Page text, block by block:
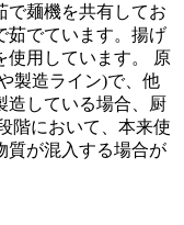
で麺機を共有してお
茹でています。揚げ
使用しています。 原
製造ライン)で、他
造している場合、厨
階において、本来使
質が混入する場合が